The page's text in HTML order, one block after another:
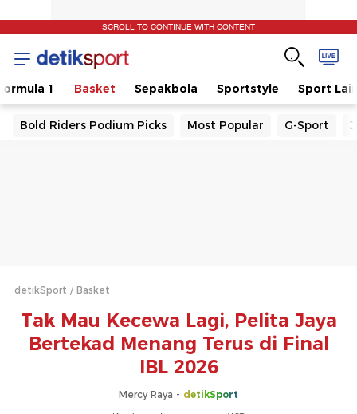
SCROLL TO CONTINUE WITH CONTENT
1 Basket Sepakbola Sportstyle Sport
Bold Riders Podium Picks Most Popular G-Sport
detikSport Basket
Tak Mau Kecewa Lagi, Pelita Jaya
Bertekad Menang Terus di Final
IBL 2026
Mercy Raya - detikSport